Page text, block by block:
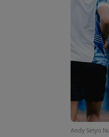
Andy Setyo